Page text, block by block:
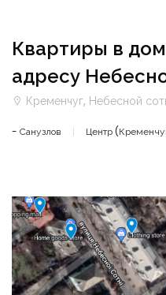
Квартиры в
адресу
Кременчуг, Небесной
- Санузлов Центр